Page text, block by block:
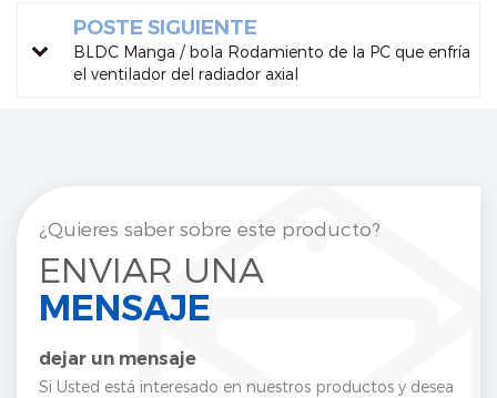
POSTE SIGUIENTE
BLDC Manga / bola Rodamiento de la PC que enfría
el ventilador del radiador axial
¿Quieres saber sobre este producto?
ENVIAR UNA
MENSAJE
dejar un mensaje
Si Usted está interesado en nuestros productos y desea